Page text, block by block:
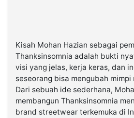
Kisah Mohan Hazian sebagai
Thanksinsomnia adalah bukti
visi yang jelas, kerja keras, dan
seseorang bisa mengubah
Dari sebuah ide sederhana,
membangun Thanksinsomnia
brand streetwear terkemuka di